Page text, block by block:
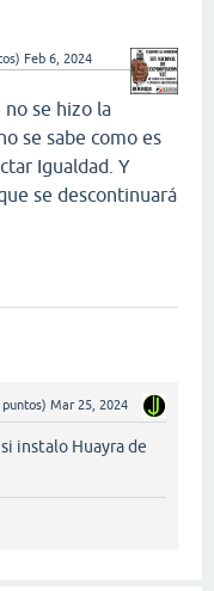
Feb 6, 2024
se hizo la
se sabe como es
Igualdad. Y
se descontinuará
puntos) Mar 25, 2024
instalo Huayra de